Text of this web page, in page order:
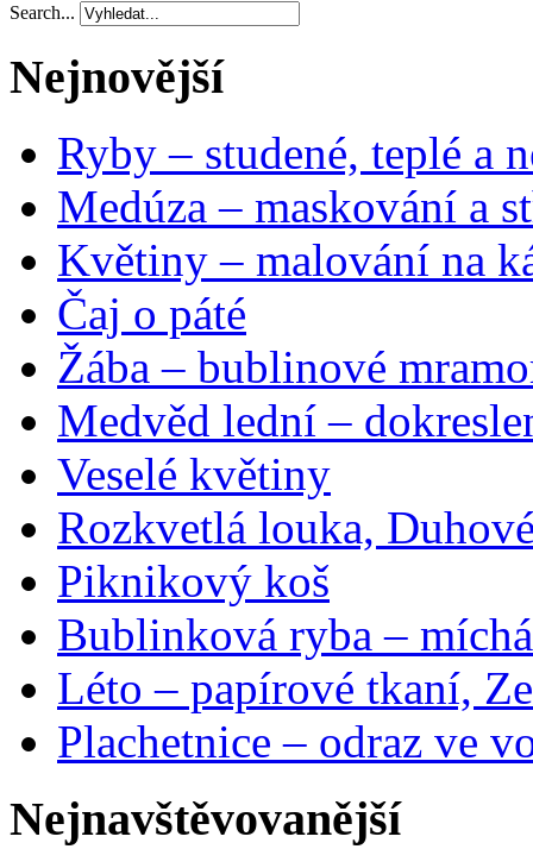
Search...
Nejnovější
Ryby – studené, teplé a
Medúza – maskování a
Květiny – malování na
Čaj o páté
Žába – bublinové
Medvěd lední –
Veselé květiny
Rozkvetlá louka,
Piknikový koš
Bublinková ryba –
Léto – papírové tkaní,
Plachetnice – odraz ve
Nejnavštěvovanější